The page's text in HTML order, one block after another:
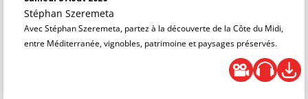
Stéphan Szeremeta
Avec Stéphan Szeremeta, partez à la découverte de la Côte du Midi,
entre Méditerranée, vignobles, patrimoine et paysages préservés.